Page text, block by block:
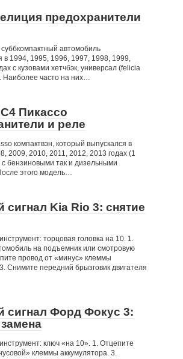
предохранители
автомобиль
в 1994, 1995, 1996, 1997, 1998, 1999,
с кузовами хетчбэк, универсал (felicia
Наиболее часто на них…
Пикассо
и реле
компактвэн, который выпускался в
2009, 2010, 2011, 2012, 2013 годах (1
с бензиновыми так и дизельными
этого модель…
сигнал Kia Rio 3: снятие
торцовая головка на 10. 1.
на подъемник или смотровую
провод от «минус» клеммы
Снимите передний брызговик двигателя
сигнал Форд Фокус 3:
ключ «на 10». 1. Отцепите
клеммы аккумулятора. 3.